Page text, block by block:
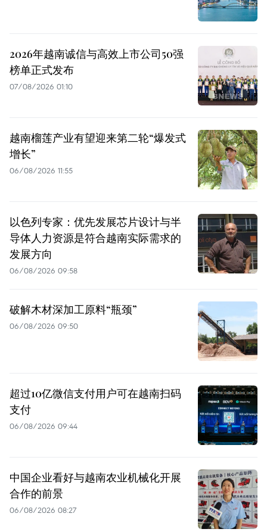
2026年越南诚信与高效上市公司50强
榜单正式发布
07/08/2026 01:10
越南榴莲产业有望迎来第二轮“爆发式
增长”
06/08/2026 11:55
以色列专家：优先发展芯片设计与半
导体人力资源是符合越南实际需求的
发展方向
06/08/2026 09:58
破解木材深加工原料“瓶颈”
06/08/2026 09:50
超过10亿微信支付用户可在越南扫码
支付
06/08/2026 09:44
中国企业看好与越南农业机械化开展
合作的前景
06/08/2026 08:27